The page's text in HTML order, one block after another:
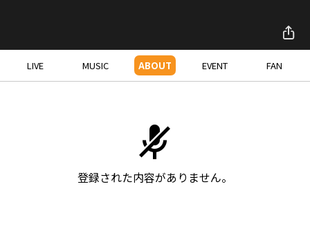
LIVE MUSIC ABOUT EVENT FAN
登録された内容がありません。